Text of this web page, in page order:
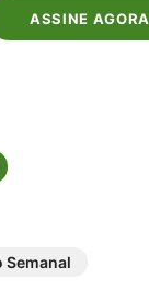
ASSINE AGORA
Semanal